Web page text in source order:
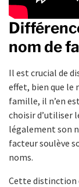
nom de
Il est crucial de
effet, bien que le
famille, il n’en
choisir d’utiliser
légalement son
facteur soulève
noms.
Cette distinction